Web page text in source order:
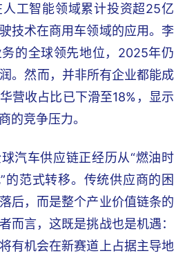
工智能领域累计投资超25亿
技术在商用车领域的应用。李
的全球领先地位，2025年仍
。然而，并非所有企业都能成
营收占比已下滑至18%，显示
的竞争压力。
汽车供应链正经历从“燃油时
的范式转移。传统供应商的困
后，而是整个产业价值链条的
而言，这既是挑战也是机遇：
有机会在新赛道上占据主导地